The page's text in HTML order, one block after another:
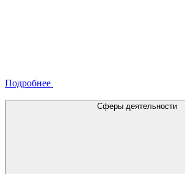
Подробнее
Сферы деятельности